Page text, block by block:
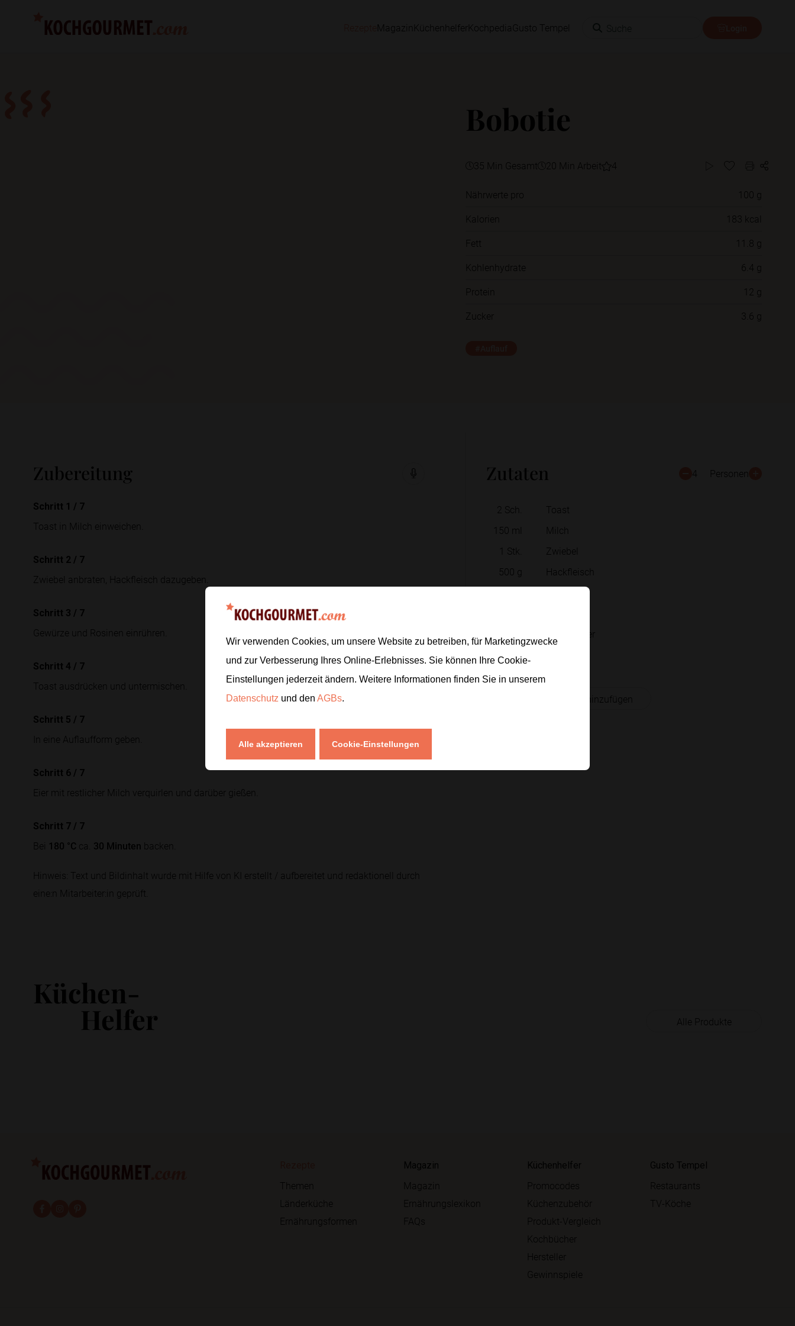
Magazin Küchenhelfer Kochpedia Gusto Tempel
Bobotie
35 Min Gesamt 20 Min Arbeit 4
Nährwerte pro
100 g
Kalorien
183 kcal
Fett
11.8 g
Kohlenhydrate
6.4 g
Protein
12 g
Zucker
3.6 g
Zutaten 4 Personen
2 Sch.
Toast
150 ml
Milch
1
Stk.
Zwiebel
500 g
Hackfleisch
Salz, Pfeffer
2 Stk.
Zur Einkaufsliste hinzufügen
Zubereitung
Schritt 1 / 7
Toast in Milch einweichen.
Schritt 2 / 7
Zwiebel anbraten, Hackfleisch dazugeben.
Schritt 3 / 7
Gewürze und Rosinen einrühren.
Schritt 4 / 7
Toast ausdrücken und untermischen.
Schritt 5 / 7
In eine Auflaufform geben.
Schritt 6 / 7
Eier mit restlicher Milch verquirlen und darüber gießen.
Schritt 7 / 7
Bei 180 °C ca. 30 Minuten backen.
Hinweis: Text und Bildinhalt wurde mit Hilfe von KI erstellt / aufbereitet und redaktionell durch
eine:n Mitarbeiter:in geprüft.
Küchen-
Helfer Alle Produkte
Themen
Länderküche
Ernährungsformen
Magazin
Magazin
Ernährungslexikon
FAQs
Küchenhelfer
Promocodes
Küchenzubehör
Produkt-Vergleich
Kochbücher
Hersteller
Gewinnspiele
Gusto Tempel
Restaurants
TV-Köche
Wir verwenden Cookies, um unsere Website zu betreiben, für Marketingzwecke
und zur Verbesserung Ihres Online-Erlebnisses. Sie können Ihre Cookie-
Einstellungen jederzeit ändern. Weitere Informationen finden Sie in unserem
Datenschutz und den AGBs.
Alle akzeptieren Cookie-Einstellungen